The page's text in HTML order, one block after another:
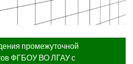
промежуточной
ФГБОУ ВО ЛГАУ с